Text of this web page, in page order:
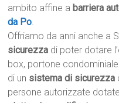
ambito affine a barriera
da Po.
Offriamo da anni anche a
sicurezza di poter dotare
box, portone
di un sistema di sicurezza
persone autorizzate